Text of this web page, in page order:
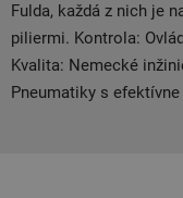
Fulda, každá z nich je
piliermi. Kontrola:
Kvalita: Nemecké
Pneumatiky s